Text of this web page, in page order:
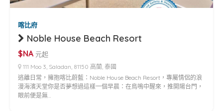
喀比府
Noble House Beach Resort
$NA 元起
111 Moo 3, Saladan, 81150 高蘭, 泰國
逃離日常，擁抱喀比蔚藍：Noble House Beach Resort，專屬情侶的浪
漫海濱天堂你是否夢想過這樣一個早晨：在鳥鳴中醒來，推開陽台門，
眼前便是無…